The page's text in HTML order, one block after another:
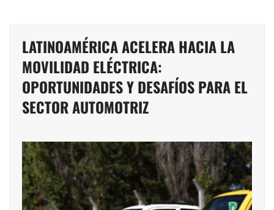
LATINOAMÉRICA ACELERA HACIA LA
MOVILIDAD ELÉCTRICA:
OPORTUNIDADES Y DESAFÍOS PARA EL
SECTOR AUTOMOTRIZ